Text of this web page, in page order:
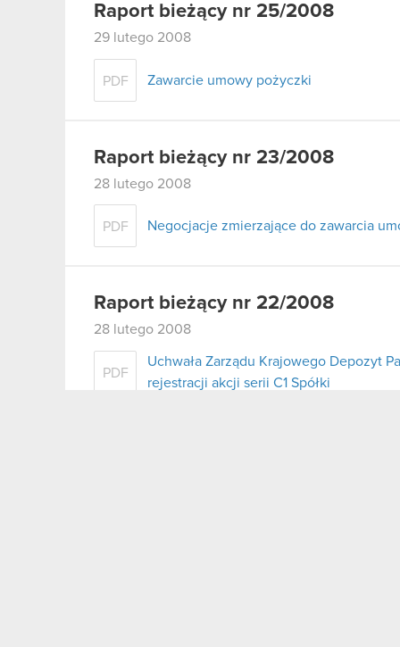
Raport bieżący nr 25/2008
29 lutego 2008
PDF Zawarcie umowy pożyczki
Raport bieżący nr 23/2008
28 lutego 2008
PDF Negocjacje zmierzające do zawarcia
Raport bieżący nr 22/2008
28 lutego 2008
PDF
Uchwała Zarządu Krajowego Depozyt
rejestracji akcji serii C1 Spółki